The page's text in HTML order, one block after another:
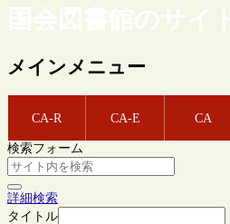
国会図書館のサイ
メインメニュー
CA-R CA-E CA
検索フォーム
詳細検索
タイトル